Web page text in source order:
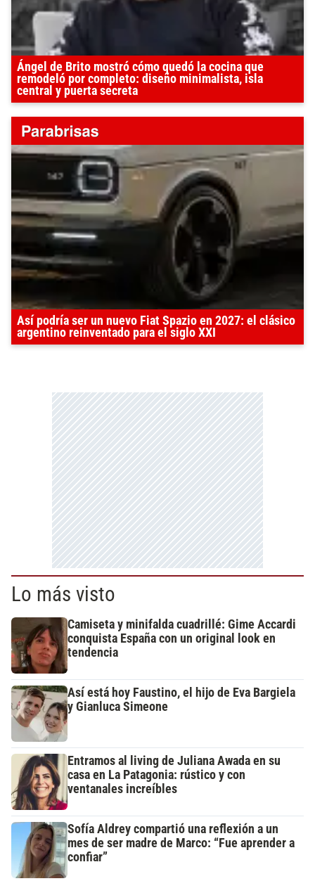
Ángel de Brito mostró cómo quedó la cocina que
remodeló por completo: diseño minimalista, isla
central y puerta secreta
Así podría ser un nuevo Fiat Spazio en 2027: el clásico
argentino reinventado para el siglo XXI
Lo más visto
Camiseta y minifalda cuadrillé: Gime Accardi
conquista España con un original look en
tendencia
Así está hoy Faustino, el hijo de Eva Bargiela
y Gianluca Simeone
Entramos al living de Juliana Awada en su
casa en La Patagonia: rústico y con
ventanales increíbles
Sofía Aldrey compartió una reflexión a un
mes de ser madre de Marco: “Fue aprender a
confiar”